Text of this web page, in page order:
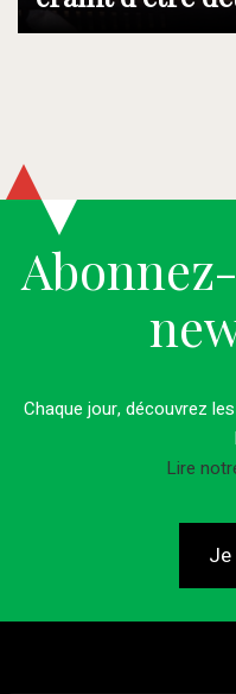
Chaque jour, découvrez
Lire
Je